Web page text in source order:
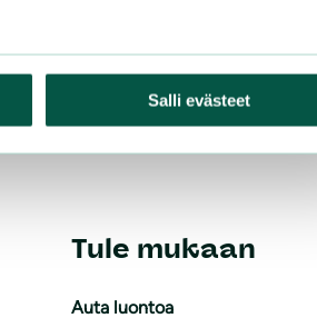
Salli evästeet
Tule mukaan
Auta luontoa